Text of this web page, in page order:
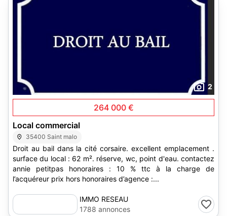
2
264 000 €
Local commercial
35400 Saint malo
Droit au bail dans la cité corsaire. excellent emplacement .
surface du local : 62 m². réserve, wc, point d'eau. contactez
annie petitpas honoraires : 10 % ttc à la charge de
l’acquéreur prix hors honoraires d’agence :...
IMMO RESEAU
1788 annonces